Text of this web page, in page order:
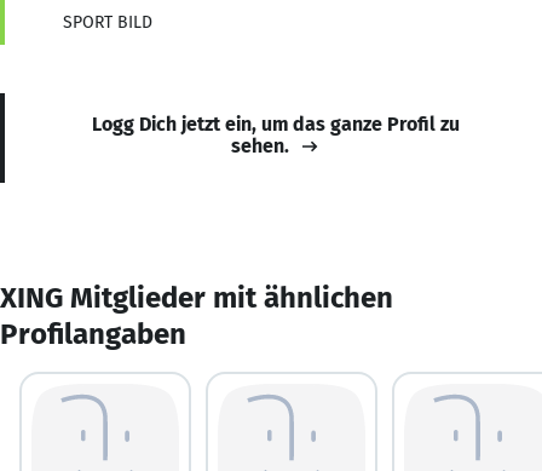
SPORT BILD
Logg Dich jetzt ein, um das ganze Profil zu
sehen.
XING Mitglieder mit ähnlichen
Profilangaben